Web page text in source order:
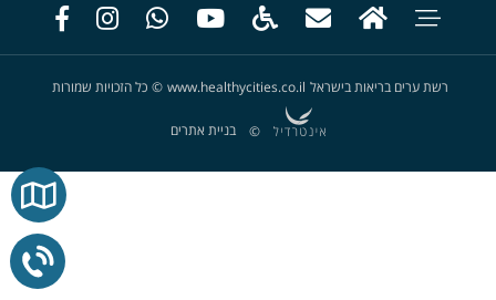
רשת ערים בריאות בישראל www.healthycities.co.il
© כל הזכויות שמורות
© בניית אתרים